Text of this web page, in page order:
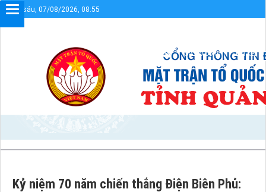
Thứ sáu, 07/08/2026, 08:55
mừng bạn đến với Cổng thông tin điện tử UBMTTQVN tỉnh Quảng
Sơ đồ cổng Liên kết
Kỷ niệm 70 năm chiến thắng Điện Biên Phủ: